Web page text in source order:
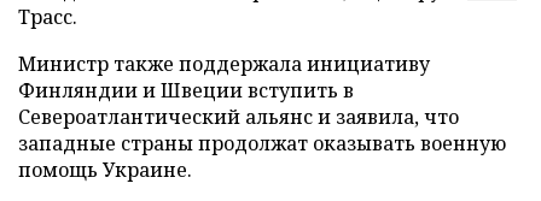
Трасс.
Министр также поддержала инициативу
Финляндии и Швеции вступить в
Североатлантический альянс и заявила, что
западные страны продолжат оказывать военную
помощь Украине.